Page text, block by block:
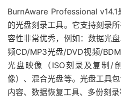
BurnAware Professional
的光盘刻录工具。它支持刻录
容性非常优秀，例如：数据光
频CD/MP3光盘/DVD视频/
光盘映像（ISO刻录及复制/
像）、混合光盘等。光盘工具
内容、数据恢复工具、多份刻录